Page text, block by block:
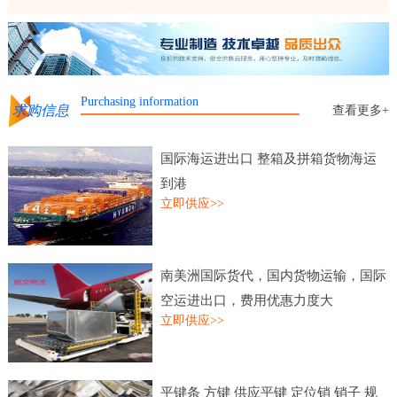
求购信息
Purchasing information
查看更多+
国际海运进出口 整箱及拼箱货物海运
到港
立即供应>>
南美洲国际货代，国内货物运输，国际
空运进出口，费用优惠力度大
立即供应>>
平键条 方键 供应平键 定位销 销子 规